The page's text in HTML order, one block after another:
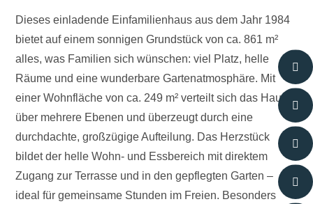
Dieses einladende Einfamilienhaus aus dem Jahr 1984
bietet auf einem sonnigen Grundstück von ca. 861 m²
alles, was Familien sich wünschen: viel Platz, helle
Räume und eine wunderbare Gartenatmosphäre. Mit
einer Wohnfläche von ca. 249 m² verteilt sich das Haus
über mehrere Ebenen und überzeugt durch eine
durchdachte, großzügige Aufteilung. Das Herzstück
bildet der helle Wohn- und Essbereich mit direktem
Zugang zur Terrasse und in den gepflegten Garten –
ideal für gemeinsame Stunden im Freien. Besonders